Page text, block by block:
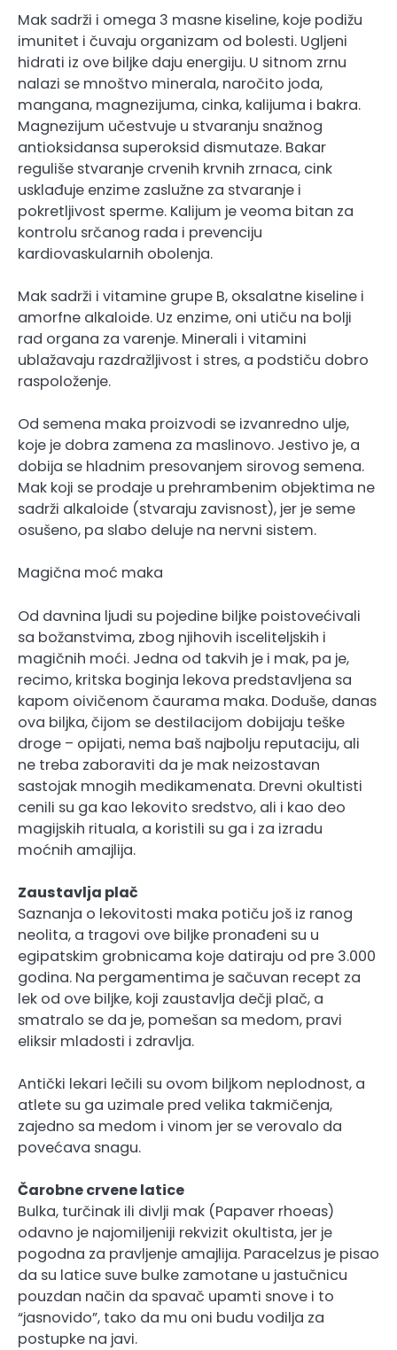
Mak sadrži i omega 3 masne kiseline, koje podižu
imunitet i čuvaju organizam od bolesti. Ugljeni
hidrati iz ove biljke daju energiju. U sitnom zrnu
nalazi se mnoštvo minerala, naročito joda,
mangana, magnezijuma, cinka, kalijuma i bakra.
Magnezijum učestvuje u stvaranju snažnog
antioksidansa superoksid dismutaze. Bakar
reguliše stvaranje crvenih krvnih zrnaca, cink
usklađuje enzime zaslužne za stvaranje i
pokretljivost sperme. Kalijum je veoma bitan za
kontrolu srčanog rada i prevenciju
kardiovaskularnih obolenja.
Mak sadrži i vitamine grupe B, oksalatne kiseline i
amorfne alkaloide. Uz enzime, oni utiču na bolji
rad organa za varenje. Minerali i vitamini
ublažavaju razdražljivost i stres, a podstiču dobro
raspoloženje.
Od semena maka proizvodi se izvanredno ulje,
koje je dobra zamena za maslinovo. Jestivo je, a
dobija se hladnim presovanjem sirovog semena.
Mak koji se prodaje u prehrambenim objektima ne
sadrži alkaloide (stvaraju zavisnost), jer je seme
osušeno, pa slabo deluje na nervni sistem.
Magična moć maka
Od davnina ljudi su pojedine biljke poistovećivali
sa božanstvima, zbog njihovih isceliteljskih i
magičnih moći. Jedna od takvih je i mak, pa je,
recimo, kritska boginja lekova predstavljena sa
kapom oivičenom čaurama maka. Doduše, danas
ova biljka, čijom se destilacijom dobijaju teške
droge – opijati, nema baš najbolju reputaciju, ali
ne treba zaboraviti da je mak neizostavan
sastojak mnogih medikamenata. Drevni okultisti
cenili su ga kao lekovito sredstvo, ali i kao deo
magijskih rituala, a koristili su ga i za izradu
moćnih amajlija.
Zaustavlja plač
Saznanja o lekovitosti maka potiču još iz ranog
neolita, a tragovi ove biljke pronađeni su u
egipatskim grobnicama koje datiraju od pre 3.000
godina. Na pergamentima je sačuvan recept za
lek od ove biljke, koji zaustavlja dečji plač, a
smatralo se da je, pomešan sa medom, pravi
eliksir mladosti i zdravlja.
Antički lekari lečili su ovom biljkom neplodnost, a
atlete su ga uzimale pred velika takmičenja,
zajedno sa medom i vinom jer se verovalo da
povećava snagu.
Čarobne crvene latice
Bulka, turčinak ili divlji mak (Papaver rhoeas)
odavno je najomiljeniji rekvizit okultista, jer je
pogodna za pravljenje amajlija. Paracelzus je pisao
da su latice suve bulke zamotane u jastučnicu
pouzdan način da spavač upamti snove i to
“jasnovido”, tako da mu oni budu vodilja za
postupke na javi.